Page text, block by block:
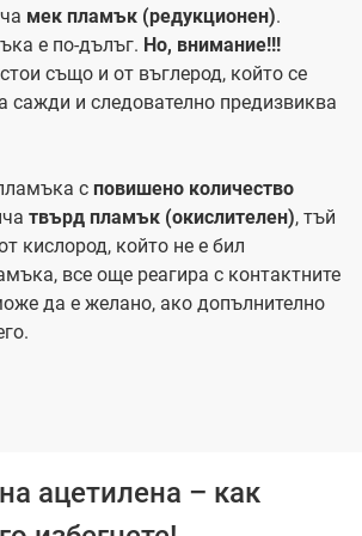
мек пламък (редукционен).
е по-дълъг. Но, внимание!!!
също и от въглерод, който се
сажди и следователно предизвиква
с повишено количество
твърд пламък (окислителен), тъй
кислород, който не е бил
все още реагира с контактните
да е желано, ако допълнително
ацетилена – как